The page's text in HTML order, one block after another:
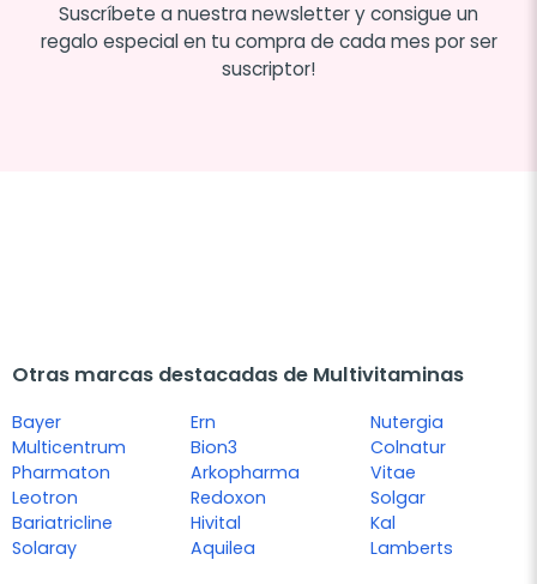
Suscríbete a nuestra newsletter y consigue un
regalo especial en tu compra de cada mes por ser
suscriptor!
Otras marcas destacadas de Multivitaminas
Bayer
Multicentrum
Pharmaton
Leotron
Bariatricline
Solaray
Ern
Bion3
Arkopharma
Redoxon
Hivital
Aquilea
Nutergia
Colnatur
Vitae
Solgar
Kal
Lamberts